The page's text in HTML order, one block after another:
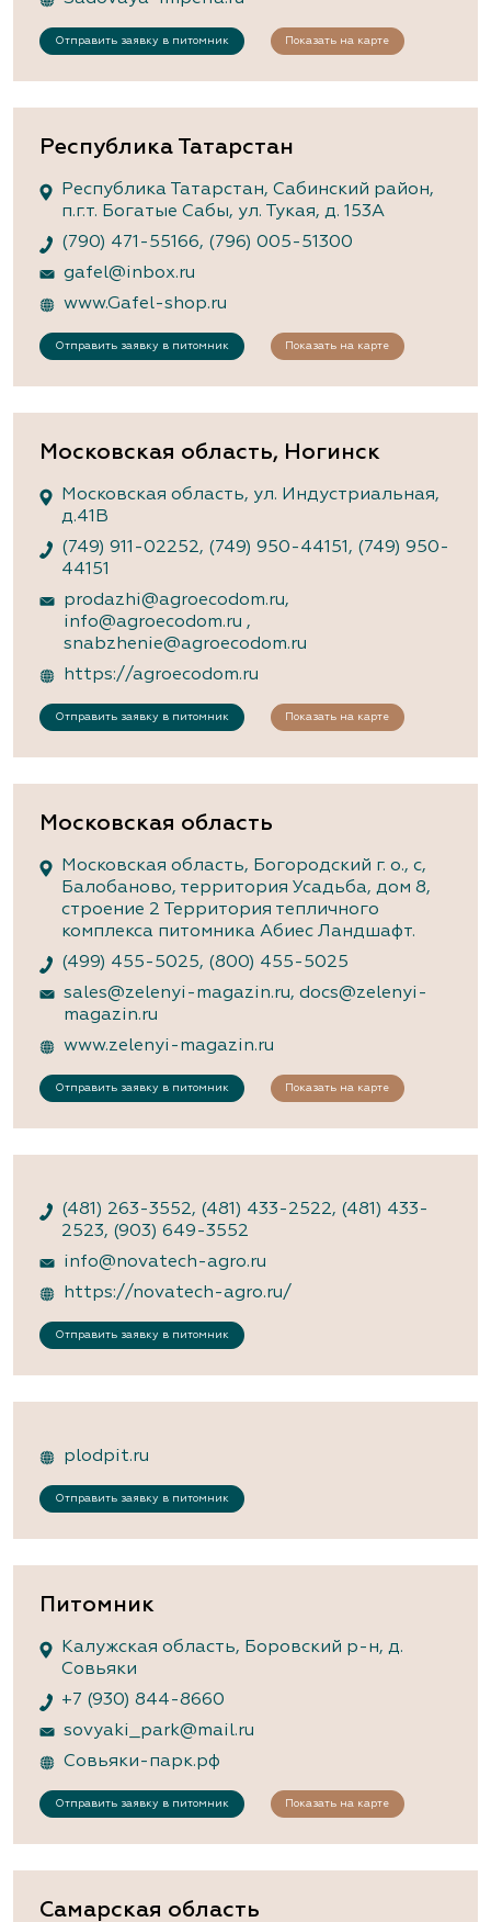
Отправить заявку в питомник Показать на карте
Республика Татарстан
Республика Татарстан, Сабинский район,
п.г.т. Богатые Сабы, ул. Тукая, д. 153А
(790) 471-55166, (796) 005-51300
gafel@inbox.ru
www.Gafel-shop.ru
Отправить заявку в питомник Показать на карте
Московская область, Ногинск
Московская область, ул. Индустриальная,
д.41В
(749) 911-02252, (749) 950-44151 , (749) 950-
44151
prodazhi@agroecodom.ru,
info@agroecodom.ru ,
snabzhenie@agroecodom.ru
https://agroecodom.ru
Отправить заявку в питомник Показать на карте
Московская область
Московская область, Богородский г. о., с,
Балобаново, территория Усадьба, дом 8,
строение 2 Территория тепличного
комплекса питомника Абиес Ландшафт.
(499) 455-5025, (800) 455-5025
sales@zelenyi-magazin.ru, docs@zelenyi-
magazin.ru
www.zelenyi-magazin.ru
Отправить заявку в питомник Показать на карте
(481) 263-3552, (481) 433-2522, (481) 433-
2523, (903) 649-3552
info@novatech-agro.ru
https://novatech-agro.ru/
Отправить заявку в питомник
plodpit.ru
Отправить заявку в питомник
Питомник
Калужская область, Боровский р-н, д.
Совьяки
+7 (930) 844-8660
sovyaki_park@mail.ru
Совьяки-парк.рф
Отправить заявку в питомник Показать на карте
Самарская область